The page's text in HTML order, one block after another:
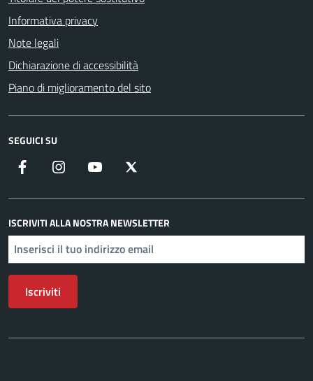
Informativa privacy
Note legali
Dichiarazione di accessibilità
Piano di miglioramento del sito
SEGUICI SU
Facebook Instagram YouTube
ISCRIVITI ALLA NOSTRA NEWSLETTER